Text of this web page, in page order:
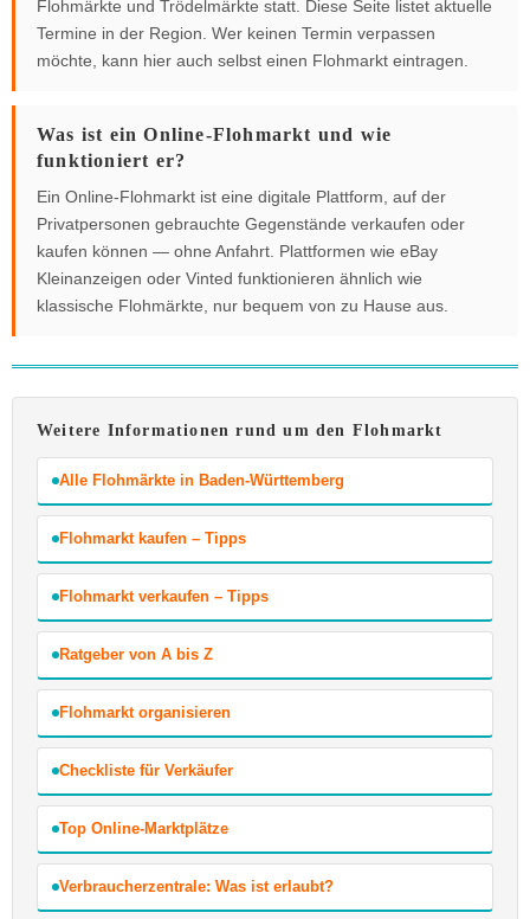
Flohmärkte und Trödelmärkte statt. Diese Seite listet aktuelle
Termine in der Region. Wer keinen Termin verpassen
möchte, kann hier auch selbst einen Flohmarkt eintragen.
Was ist ein Online-Flohmarkt und wie
funktioniert er?
Ein Online-Flohmarkt ist eine digitale Plattform, auf der
Privatpersonen gebrauchte Gegenstände verkaufen oder
kaufen können — ohne Anfahrt. Plattformen wie eBay
Kleinanzeigen oder Vinted funktionieren ähnlich wie
klassische Flohmärkte, nur bequem von zu Hause aus.
Weitere Informationen rund um den Flohmarkt
Alle Flohmärkte in Baden-Württemberg
Flohmarkt kaufen – Tipps
Flohmarkt verkaufen – Tipps
Ratgeber von A bis Z
Flohmarkt organisieren
Checkliste für Verkäufer
Top Online-Marktplätze
Verbraucherzentrale: Was ist erlaubt?